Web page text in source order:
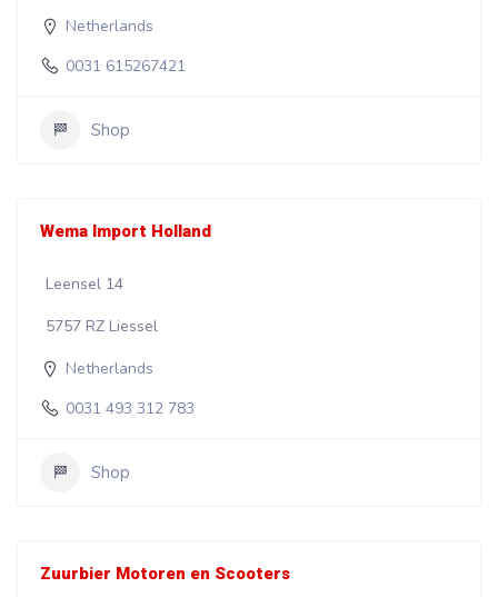
Netherlands
0031 615267421
Shop
Wema Import Holland
Leensel 14
5757 RZ Liessel
Netherlands
0031 493 312 783
Shop
Zuurbier Motoren en Scooters